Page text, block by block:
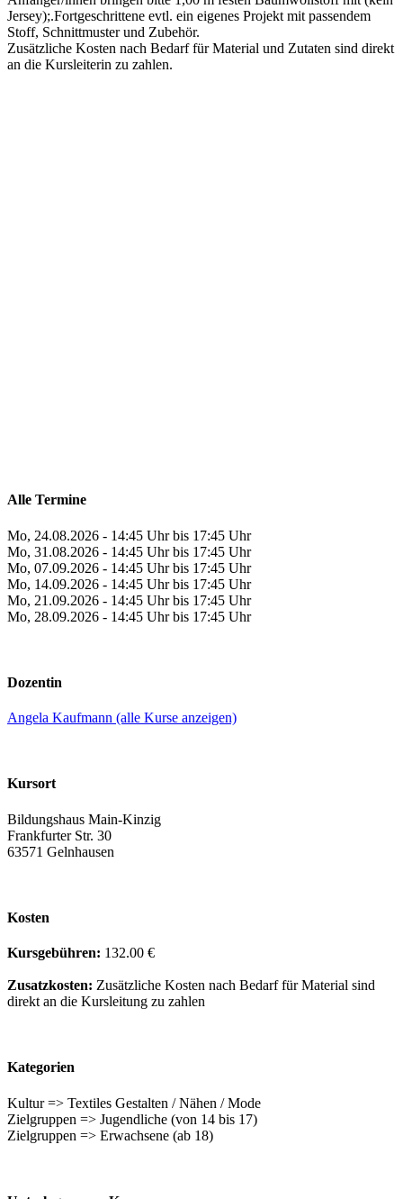
Jersey);.Fortgeschrittene evtl. ein eigenes Projekt mit passendem
Stoff, Schnittmuster und Zubehör.
Zusätzliche Kosten nach Bedarf für Material und Zutaten sind direkt
an die Kursleiterin zu zahlen.
Alle Termine
Mo, 24.08.2026 - 14:45 Uhr bis 17:45 Uhr
Mo, 31.08.2026 - 14:45 Uhr bis 17:45 Uhr
Mo, 07.09.2026 - 14:45 Uhr bis 17:45 Uhr
Mo, 14.09.2026 - 14:45 Uhr bis 17:45 Uhr
Mo, 21.09.2026 - 14:45 Uhr bis 17:45 Uhr
Mo, 28.09.2026 - 14:45 Uhr bis 17:45 Uhr
Dozentin
Angela Kaufmann (alle Kurse anzeigen)
Kursort
Bildungshaus Main-Kinzig
Frankfurter Str. 30
63571 Gelnhausen
Kosten
Kursgebühren: 132.00 €
Zusatzkosten: Zusätzliche Kosten nach Bedarf für Material sind
direkt an die Kursleitung zu zahlen
Kategorien
Kultur => Textiles Gestalten / Nähen / Mode
Zielgruppen => Jugendliche (von 14 bis 17)
Zielgruppen => Erwachsene (ab 18)